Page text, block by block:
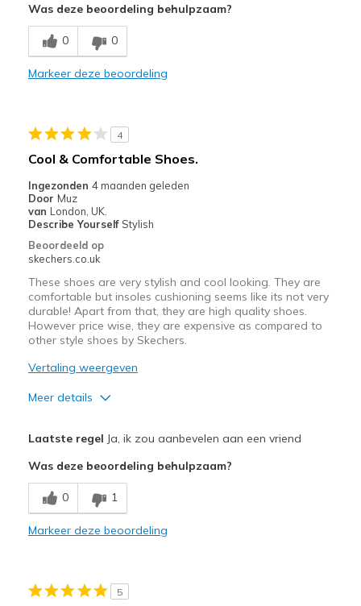
Was deze beoordeling behulpzaam?
0 0
Markeer deze beoordeling
4
Cool & Comfortable Shoes.
Ingezonden 4 maanden geleden
Door Muz
van London, UK.
Describe Yourself Stylish
Beoordeeld op
skechers.co.uk
These shoes are very stylish and cool looking. They are
comfortable but insoles cushioning seems like its not very
durable! Apart from that, they are high quality shoes.
However price wise, they are expensive as compared to
other style shoes by Skechers.
Vertaling weergeven
Meer details
Comfortable
Stylish
Laatste regel Ja, ik zou aanbevelen aan een vriend
Was deze beoordeling behulpzaam?
0 1
Markeer deze beoordeling
5